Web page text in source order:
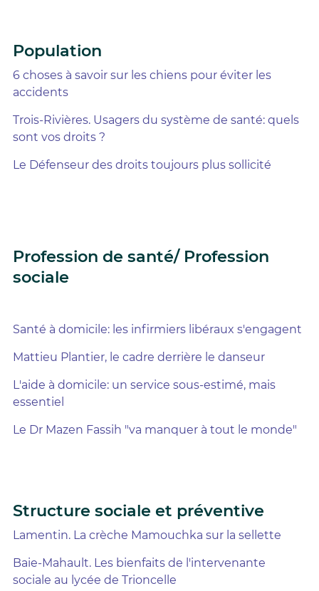
Population
6 choses à savoir sur les chiens pour éviter les
accidents
Trois-Rivières. Usagers du système de santé: quels
sont vos droits ?
Le Défenseur des droits toujours plus sollicité
Profession de santé/ Profession
sociale
Santé à domicile: les infirmiers libéraux s'engagent
Mattieu Plantier, le cadre derrière le danseur
L'aide à domicile: un service sous-estimé, mais
essentiel
Le Dr Mazen Fassih "va manquer à tout le monde"
Structure sociale et préventive
Lamentin. La crèche Mamouchka sur la sellette
Baie-Mahault. Les bienfaits de l'intervenante
sociale au lycée de Trioncelle